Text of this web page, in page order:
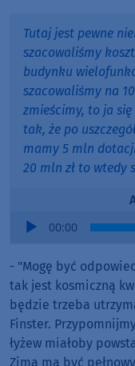
Tutaj jest pewne
szacowaliśmy
budynku
szacowaliśmy na
zmieścimy, to ja
tak, że po
mamy 5 mln
20 mln zł to wtedy
Audio
00:00
- "Mogę być
tak jest kosmiczną
będzie trzeba
Finster.
łyżew miałoby
Zimą ma być